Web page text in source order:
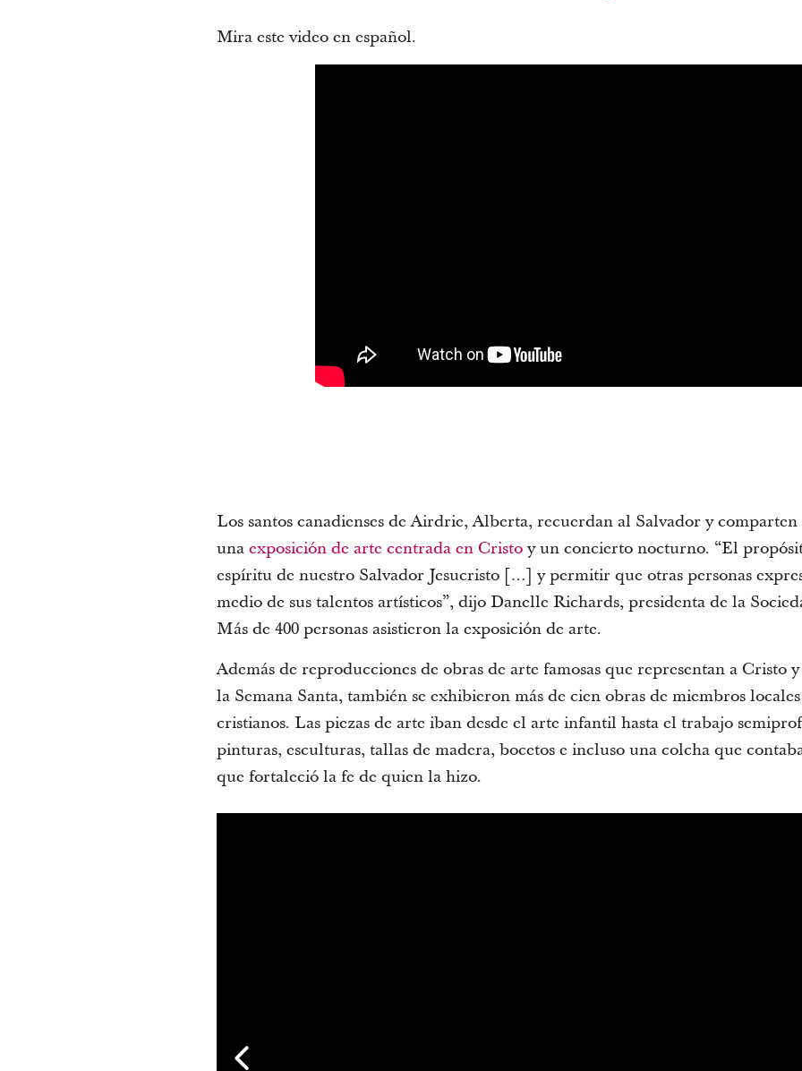
Mira este video en español.
Los santos canadienses de Airdrie, Alberta, recuerdan al Salvador y
unaexposición de arte centrada en Cristoy un concierto nocturno. “El
espíritu de nuestro Salvador Jesucristo […] y permitir que otras personas
medio de sus talentos artísticos”, dijo Danelle Richards, presidenta de la
Más de 400 personas asistieron la exposición de arte.
Además de reproducciones de obras de arte famosas que representan a Cristo
la Semana Santa, también se exhibieron más de cien obras de miembros
cristianos. Las piezas de arte iban desde el arte infantil hasta el trabajo
pinturas, esculturas, tallas de madera, bocetos e incluso una colcha que
que fortaleció la fe de quien la hizo.